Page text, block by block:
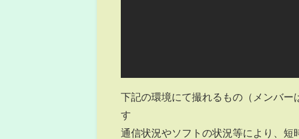
下記の環境にて撮れるもの（メンバー
す
通信状況やソフトの状況等により、短